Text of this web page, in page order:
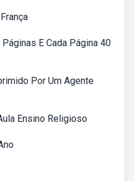
E Cada Página 40
Por Um Agente
Ensino Religioso